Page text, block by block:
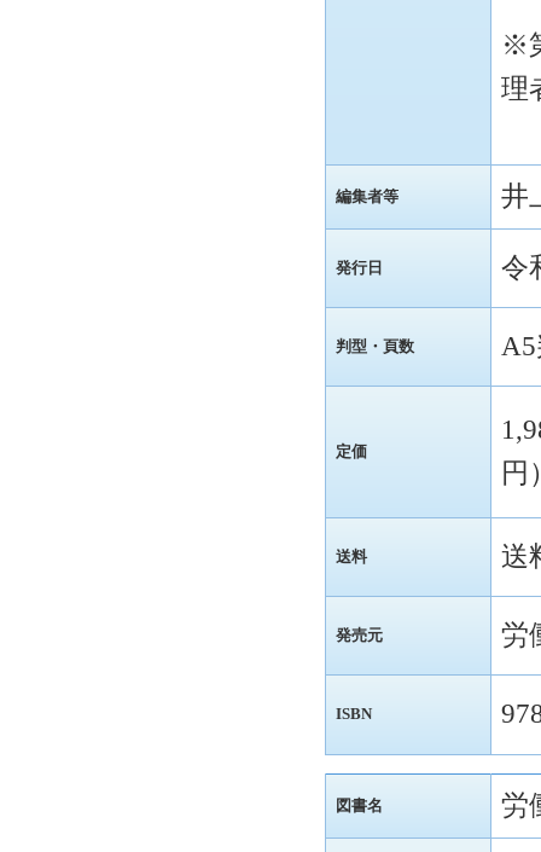
※
理
編集者等 井
発行日 令
判型・頁数 A5
定価
円
送料 送
発売元 労
ISBN
図書名 労